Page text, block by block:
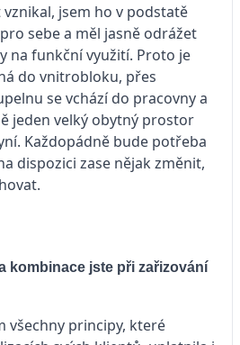
jsem ho v podstatě
sebe a měl jasně odrážet
na funkční využití. Proto je
do vnitrobloku, přes
se vchází do pracovny a
jeden velký obytný prostor
Každopádně bude potřeba
dispozici zase nějak změnit,
kombinace jste při zařizování
všechny principy, které